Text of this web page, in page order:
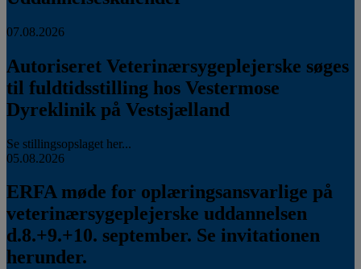
07.08.2026
Autoriseret Veterinærsygeplejerske søges
til fuldtidsstilling hos Vestermose
Dyreklinik på Vestsjælland
Se stillingsopslaget her...
05.08.2026
ERFA møde for oplæringsansvarlige på
veterinærsygeplejerske uddannelsen
d.8.+9.+10. september. Se invitationen
herunder.